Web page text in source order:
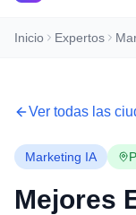
Inicio Expertos
Ver todas las
Marketing IA
Mejores